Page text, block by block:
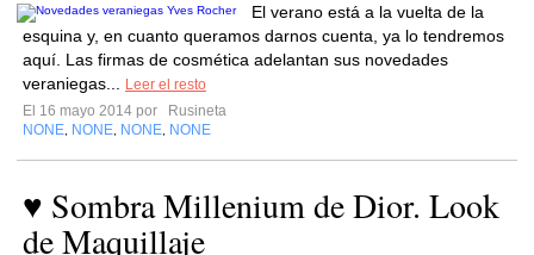
El verano está a la vuelta de la
esquina y, en cuanto queramos darnos cuenta, ya lo tendremos
aquí. Las firmas de cosmética adelantan sus novedades
veraniegas...
Leer el resto
El 16 mayo 2014 por
Rusineta
NONE NONE NONE NONE
♥ Sombra Millenium de Dior. Look
de Maquillaje